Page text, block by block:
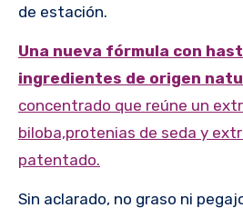
de estación.
Una nueva fórmula con
ingredientes de origen
concentrado que reúne un
biloba,protenias de seda y
patentado.
Sin aclarado, no graso ni